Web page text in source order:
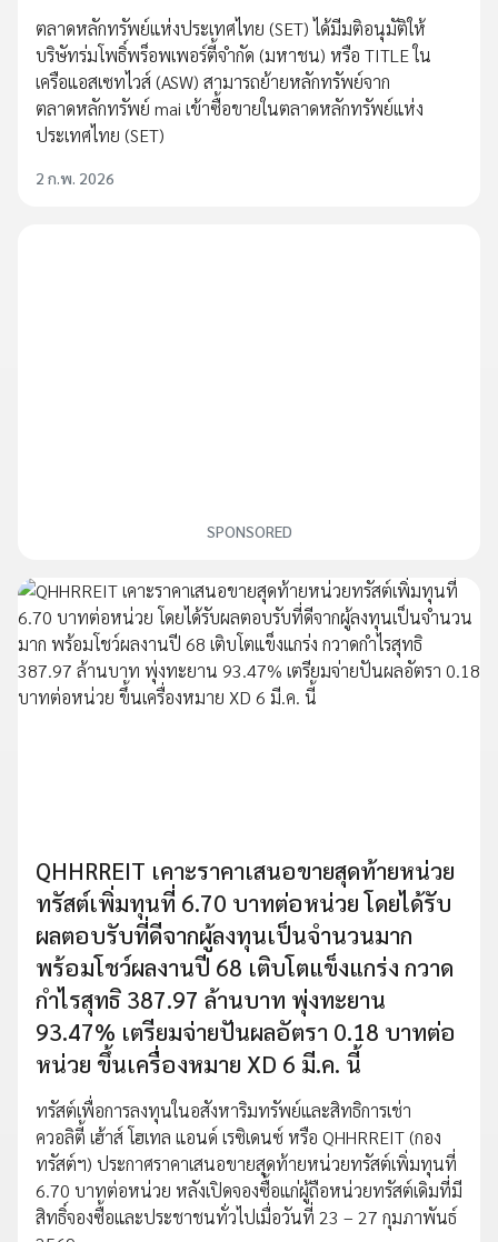
ตลาดหลักทรัพย์แห่งประเทศไทย (SET) ได้มีมติอนุมัติให้
บริษัทร่มโพธิ์พร็อพเพอร์ตี้จำกัด (มหาชน) หรือ TITLE ใน
เครือแอสเซทไวส์ (ASW) สามารถย้ายหลักทรัพย์จาก
ตลาดหลักทรัพย์ mai เข้าซื้อขายในตลาดหลักทรัพย์แห่ง
ประเทศไทย (SET)
2 ก.พ. 2026
SPONSORED
QHHRREIT เคาะราคาเสนอขายสุดท้ายหน่วย
ทรัสต์เพิ่มทุนที่ 6.70 บาทต่อหน่วย โดยได้รับ
ผลตอบรับที่ดีจากผู้ลงทุนเป็นจำนวนมาก
พร้อมโชว์ผลงานปี 68 เติบโตแข็งแกร่ง กวาด
กำไรสุทธิ 387.97 ล้านบาท พุ่งทะยาน
93.47% เตรียมจ่ายปันผลอัตรา 0.18 บาทต่อ
หน่วย ขึ้นเครื่องหมาย XD 6 มี.ค. นี้
ทรัสต์เพื่อการลงทุนในอสังหาริมทรัพย์และสิทธิการเช่า
ควอลิตี้ เฮ้าส์ โฮเทล แอนด์ เรซิเดนซ์ หรือ QHHRREIT (กอง
ทรัสต์ฯ) ประกาศราคาเสนอขายสุดท้ายหน่วยทรัสต์เพิ่มทุนที่
6.70 บาทต่อหน่วย หลังเปิดจองซื้อแก่ผู้ถือหน่วยทรัสต์เดิมที่มี
สิทธิ์จองซื้อและประชาชนทั่วไปเมื่อวันที่ 23 – 27 กุมภาพันธ์